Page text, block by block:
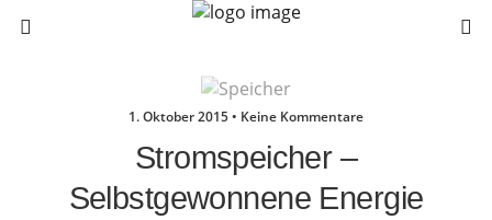
1. Oktober 2015 • Keine Kommentare
Stromspeicher –
Selbstgewonnene Energie